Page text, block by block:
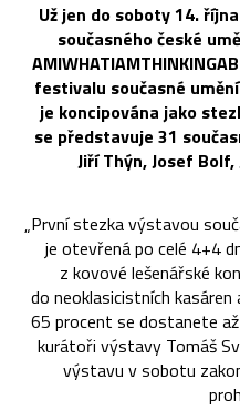
Už jen do soboty 14.
současného české
festivalu současné
je koncipována jako
se představuje 31
Jiří Thýn, Josef
„První stezka výstavou
je otevřená po celé 4+4
z kovové lešenářské
do neoklasicistních
65 procent se dostanete
kurátoři výstavy Tomáš
výstavu v sobotu